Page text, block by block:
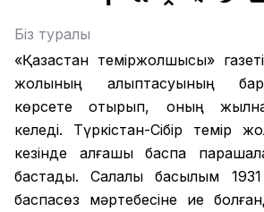
Біз туралы
«Қазақстан теміржолшысы»
жолының қалыптасуының
көрсете отырып, оның
келеді. Түркістан-Сібір темір
кезінде алғашқы баспа
бастады. Салалық басылым
баспасөз мәртебесіне ие